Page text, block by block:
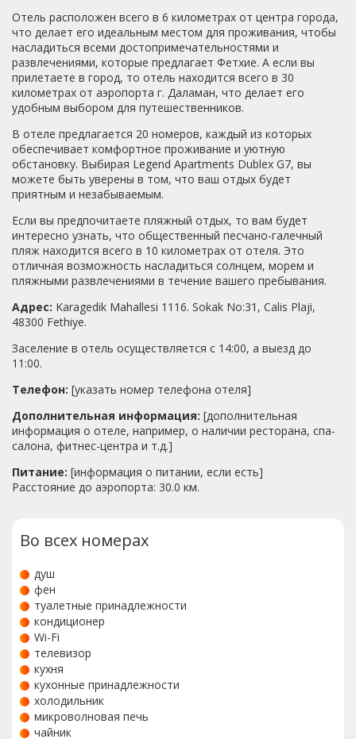
Отель расположен всего в 6 километрах от центра города,
что делает его идеальным местом для проживания, чтобы
насладиться всеми достопримечательностями и
развлечениями, которые предлагает Фетхие. А если вы
прилетаете в город, то отель находится всего в 30
километрах от аэропорта г. Даламан, что делает его
удобным выбором для путешественников.
В отеле предлагается 20 номеров, каждый из которых
обеспечивает комфортное проживание и уютную
обстановку. Выбирая Legend Apartments Dublex G7, вы
можете быть уверены в том, что ваш отдых будет
приятным и незабываемым.
Если вы предпочитаете пляжный отдых, то вам будет
интересно узнать, что общественный песчано-галечный
пляж находится всего в 10 километрах от отеля. Это
отличная возможность насладиться солнцем, морем и
пляжными развлечениями в течение вашего пребывания.
Адрес: Karagedik Mahallesi 1116. Sokak No:31, Calis Plaji,
48300 Fethiye.
Заселение в отель осуществляется с 14:00, а выезд до
11:00.
Телефон: [указать номер телефона отеля]
Дополнительная информация: [дополнительная
информация о отеле, например, о наличии ресторана, спа-
салона, фитнес-центра и т.д.]
Питание: [информация о питании, если есть]
Расстояние до аэропорта: 30.0 км.
Во всех номерах
душ
фен
туалетные принадлежности
кондиционер
Wi-Fi
телевизор
кухня
кухонные принадлежности
холодильник
микроволновая печь
чайник